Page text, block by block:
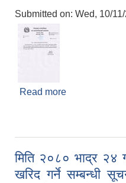
Submitted on: Wed, 10/
Read more
मिति २०८० भाद्र २४
खरिद गर्ने सम्बन्धी